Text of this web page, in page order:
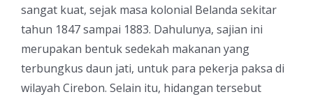
sangat kuat, sejak masa kolonial Belanda sekitar
tahun 1847 sampai 1883. Dahulunya, sajian ini
merupakan bentuk sedekah makanan yang
terbungkus daun jati, untuk para pekerja paksa di
wilayah Cirebon. Selain itu, hidangan tersebut